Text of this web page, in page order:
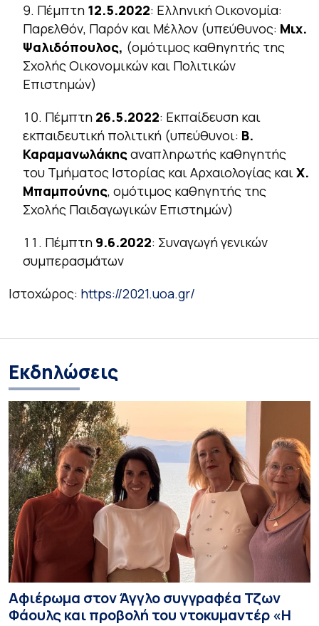
Πέμπτη 12.5.2022: Ελληνική Οικονομία:
Παρελθόν, Παρόν και Μέλλον (υπεύθυνος: Μιχ.
Ψαλιδόπουλος, (ομότιμος καθηγητής της
Σχολής Οικονομικών και Πολιτικών
Επιστημών)
Πέμπτη 26.5.2022: Εκπαίδευση και
εκπαιδευτική πολιτική (υπεύθυνοι: Β.
Καραμανωλάκης αναπληρωτής καθηγητής
του Τμήματος Ιστορίας και Αρχαιολογίας και Χ.
Μπαμπούνης, ομότιμος καθηγητής της
Σχολής Παιδαγωγικών Επιστημών)
Πέμπτη 9.6.2022: Συναγωγή γενικών
συμπερασμάτων
Ιστοχώρος: https://2021.uoa.gr/
Εκδηλώσεις
Αφιέρωμα στον Άγγλο συγγραφέα Τζων
Φάουλς και προβολή του ντοκυμαντέρ «Η